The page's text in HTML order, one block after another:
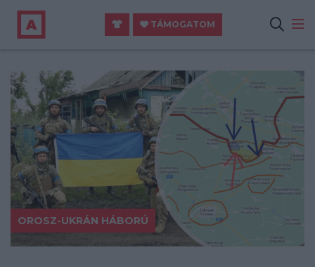
TÁMOGATOM
OROSZ-UKRÁN HÁBORÚ